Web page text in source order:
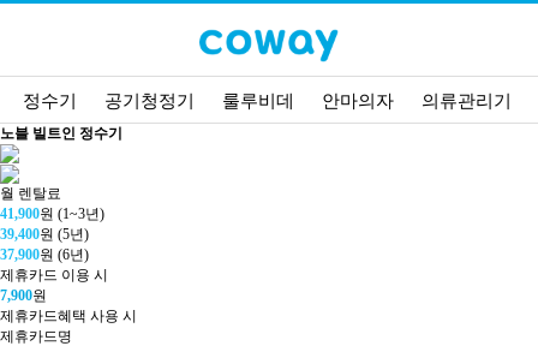
정수기 공기청정기 룰루비데 안마의자 의류관리기
노블 빌트인 정수기
월 렌탈료
41,900원 (1~3년)
39,400원 (5년)
37,900원 (6년)
제휴카드 이용 시
7,900원
제휴카드혜택 사용 시
제휴카드명